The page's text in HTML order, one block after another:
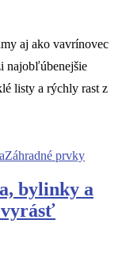
aj ako vavrínovec
najobľúbenejšie
listy a rýchly rast z
Záhradné prvky
bylinky a
vyrásť